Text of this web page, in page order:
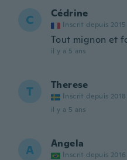
C Cédrine
Inscrit depuis 2015
Tout mignon et
il y a 5 ans
T Therese
Inscrit depuis 2018
il y a 5 ans
A Angela
Inscrit depuis 2016